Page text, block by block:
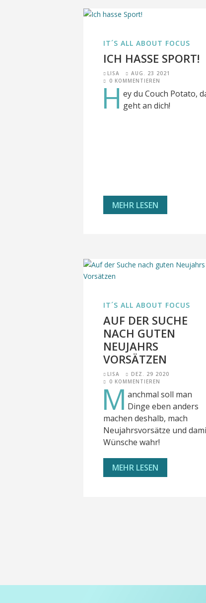
IT´S ALL ABOUT FOCUS
ICH HASSE SPORT!
LISA
AUG. 23 2021
0 KOMMENTIEREN
H ey du Couch Potato,
geht an dich!
MEHR LESEN
IT´S ALL ABOUT FOCUS
AUF DER SUCHE
NACH GUTEN
NEUJAHRS
VORSÄTZEN
LISA
DEZ. 29 2020
0 KOMMENTIEREN
M anchmal soll man
Dinge eben anders
machen deshalb, mach
Neujahrsvorsätze und
Wünsche wahr!
MEHR LESEN